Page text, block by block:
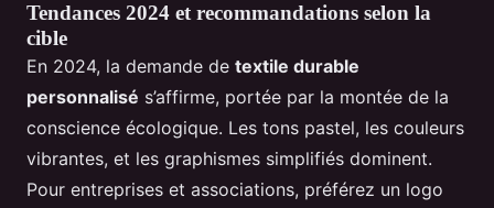
Tendances 2024 et recommandations selon la
cible
En 2024, la demande de textile durable
personnalisé s’affirme, portée par la montée de la
conscience écologique. Les tons pastel, les couleurs
vibrantes, et les graphismes simplifiés dominent.
Pour entreprises et associations, préférez un logo